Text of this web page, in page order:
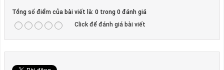
Tổng số điểm của bài viết là: 0 trong 0 đánh giá
Click để đánh giá bài viết